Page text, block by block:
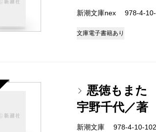
新潮文庫nex 978-4-
文庫電子書籍あり
悪徳もまた
宇野千代／著
新潮文庫 978-4-10-